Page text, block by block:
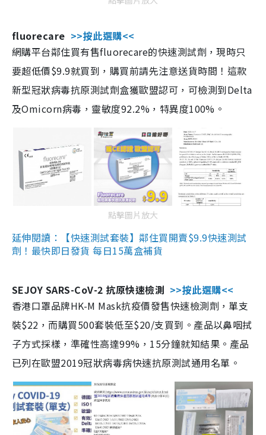
fluorecare >>按此選購<<
網購平台鄰住買有售fluorecare的快速測試劑，現時只
要超低價$9.9就買到，購買前請先注意送貨時間！這款
新型冠狀病毒抗原測試劑盒獲歐盟認可，可檢測到Delta
及Omicorn病毒，靈敏度92.2%，特異度100%。
點擊圖片放大
延伸閱讀：【快速測試套裝】鄰住買開賣$9.9快速測試
劑！最快即日發貨 每日15萬盒補貨
SEJOY SARS-CoV-2 抗原快速檢測 >>按此選購<<
香港口罩品牌HK-M Mask抗疫價發售快速檢測劑，單支
裝$22，而購買500套裝低至$20/支買到。產品以鼻咽拭
子方式採樣，準確性高達99%，15分鐘就知結果。產品
已列在歐盟2019冠狀病毒病快速抗原測試通用名單。